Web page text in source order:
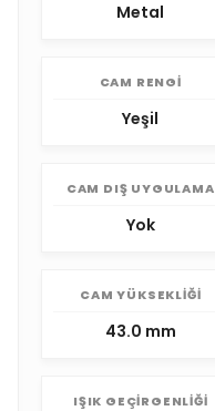
Metal
CAM RENGI
Yeşil
CAM DIŞ UYGULAMA
Yok
CAM YÜKSEKLIĞI
43.0 mm
IŞIK GEÇIRGENLIĞI